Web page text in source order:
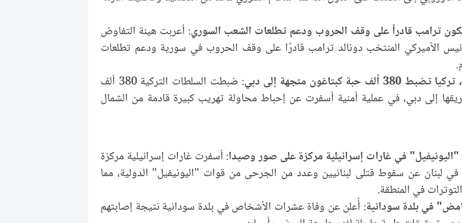
ترامب قادراً على وقف الحروب ودعم تطلعات الشعب السوري: أعربت هيئة التفاوض
الأميركي المنتخب دونالد ترامب قادرًا على وقف الحروب في سورية ودعم تطلعات
كبتاغون متجهة إلى دبي
: ضبطت السلطات التركية 380 ألف
إلى دبي، في عملية أمنية أسفرت عن إحباط محاولة تهريب كبيرة قادمة من الشمال
في غارات إسرائيلية مركزة على صور وصيدا: أسفرت غارات إسرائيلية مركزة
لبنان عن سقوط قتلى لبنانيين وعدد من الجرحى من قوات "اليونيفيل" الدولية، مما
في المنطقة.
في بلدة سودانية: أُعلن عن وفاة عشرات الأشخاص في بلدة سودانية نتيجة إصابتهم